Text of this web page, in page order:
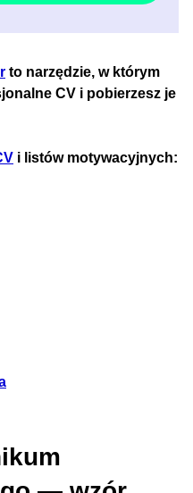
to narzędzie, w którym
CV i pobierzesz je
i listów motywacyjnych: